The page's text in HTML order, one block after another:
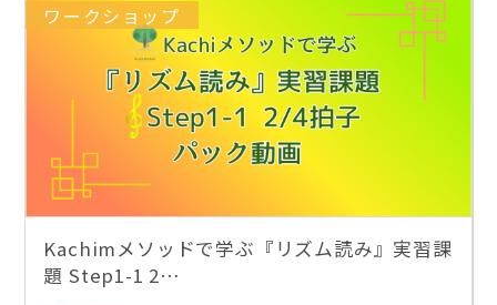
ワークショップ
Kachimメソッドで学ぶ『リズム読み』実習課
題 Step1-1 2…